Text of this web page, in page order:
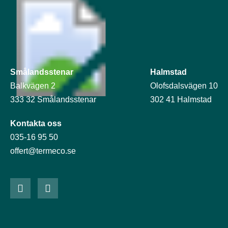
Smålandsstenar
Balkvägen 2
333 32 Smålandsstenar
Halmstad
Olofsdalsvägen 10
302 41 Halmstad
Kontakta oss
035-16 95 50
offert@termeco.se
i
n
n
s